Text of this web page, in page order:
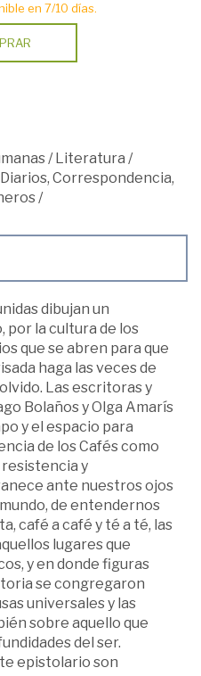
en 7/10 días.
/ Literatura /
Diarios, Correspondencia,
/
dibujan un
por la cultura de los
que se abren para que
haga las veces de
Las escritoras y
Bolaños y Olga Amarís
y el espacio para
de los Cafés como
y
ante nuestros ojos
de entendernos
café a café y té a té, las
lugares que
y en donde figuras
se congregaron
universales y las
sobre aquello que
del ser.
epistolario son